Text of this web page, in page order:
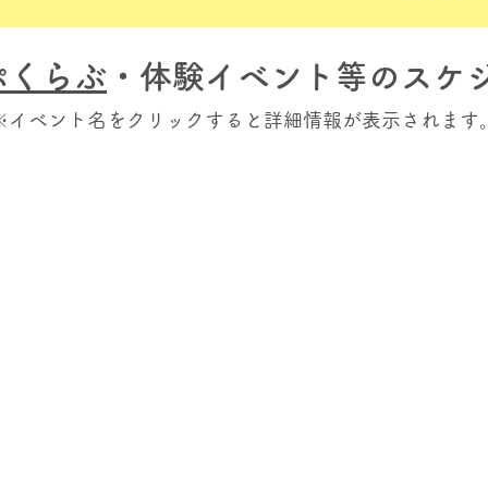
くらぶ ・体験イベント等のス
ベント名をクリックすると詳細情報が表示されます。